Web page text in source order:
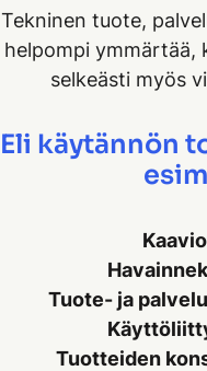
Tekninen tuote,
helpompi ymmärtää,
selkeästi myös
Eli käytännön
Tuote- ja
Tuotteiden